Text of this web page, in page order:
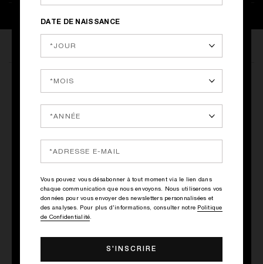
GOOD GIRL GONE BAD BY KILIAN FULL RANGE SET
DATE DE NAISSANCE
Vous pouvez vous désabonner à tout moment via le lien dans
chaque communication que nous envoyons. Nous utiliserons vos
données pour vous envoyer des newsletters personnalisées et
des analyses. Pour plus d'informations, consulter notre Politique
de Confidentialité.